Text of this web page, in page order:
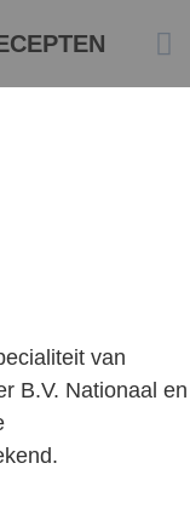
van
B.V. Nationaal en